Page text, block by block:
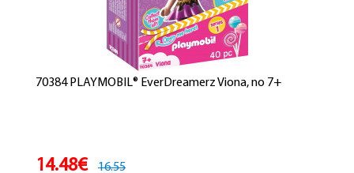
70384 PLAYMOBIL® EverDreamerz Viona, no 7+
14.48€ 16.55